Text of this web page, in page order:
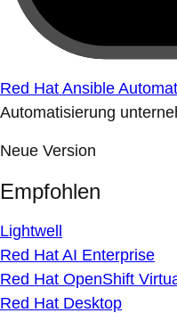
Red Hat Ansible
Automatisierung
Neue Version
Empfohlen
Lightwell
Red Hat AI Enterprise
Red Hat OpenShift
Red Hat Desktop